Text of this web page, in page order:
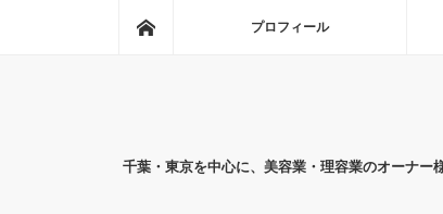
プロフィール
千葉・東京を中心に、美容業・理容業のオーナ